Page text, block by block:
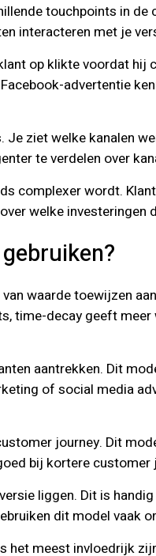
touchpoints in
interacteren met je
op klikte voordat
advertentie
. Je ziet welke kanalen
te verdelen over
wordt.
welke investeringen
waarde toewijzen
time-decay geeft
aantrekken. Dit
of social media
journey. Dit
bij kortere
liggen. Dit is
dit model vaak
het meest invloedrijk